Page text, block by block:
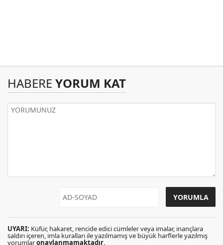
HABERE YORUM KAT
UYARI: Küfür, hakaret, rencide edici cümleler veya imalar, inançlara
saldırı içeren, imla kuralları ile yazılmamış ve büyük harflerle yazılmış
yorumlaronaylanmamaktadır.